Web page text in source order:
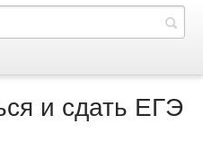
и сдать ЕГЭ